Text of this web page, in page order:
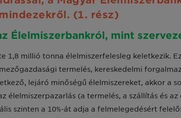
(1. rész)
Élelmiszerbankról, mint
1,8 millió tonna élelmiszerfelesleg keletkezik.
termelés, kereskedelmi
lejáró minőségű élelmiszereket, akkor a
élelmiszerpazarlás (a termelés, a szállítás és
szinten a 10%-át adja a felmelegedésért